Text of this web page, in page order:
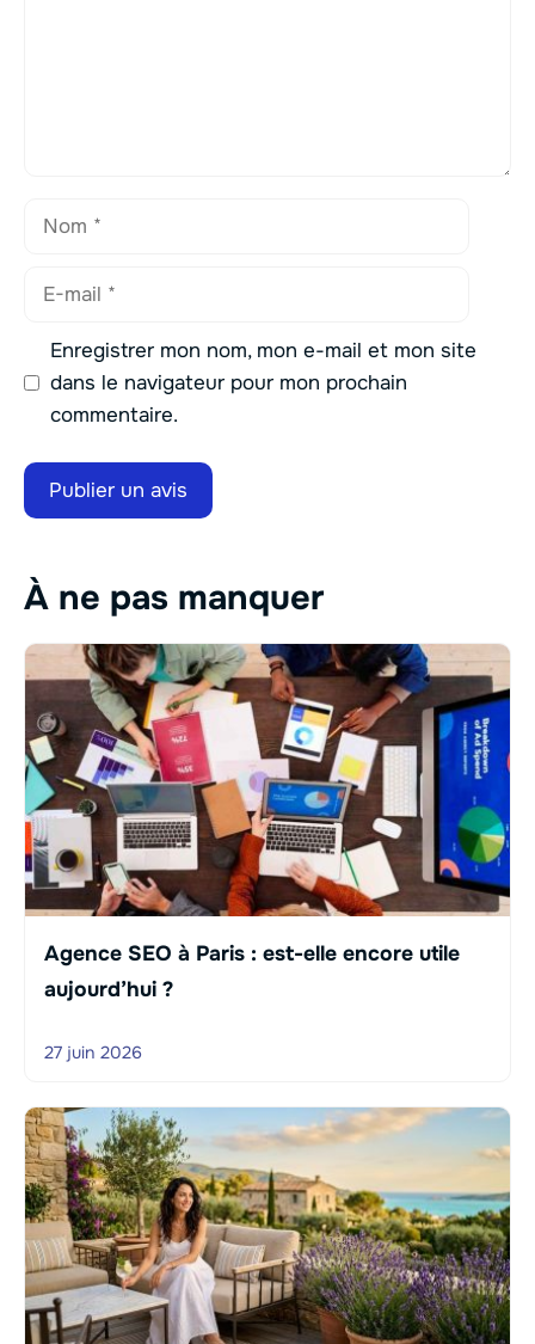
Nom
Enregistrer mon nom, mon e-mail et mon site
dans le navigateur pour mon prochain
commentaire.
À ne pas manquer
Agence SEO à Paris : est-elle encore utile
aujourd’hui ?
27 juin 2026